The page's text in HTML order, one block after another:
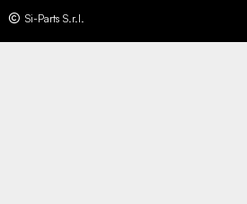
Si-Parts S.r.l.